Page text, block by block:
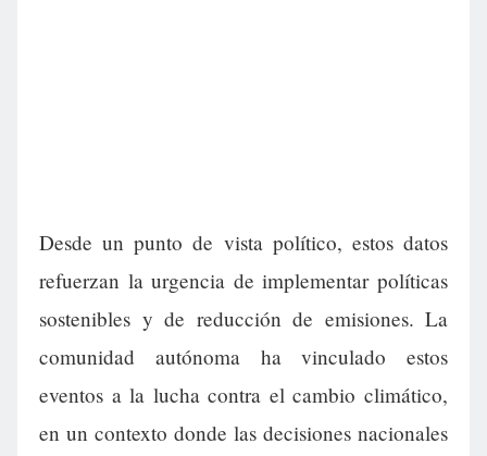
Desde un punto de vista político, estos datos
refuerzan la urgencia de implementar políticas
sostenibles y de reducción de emisiones. La
comunidad autónoma ha vinculado estos
eventos a la lucha contra el cambio climático,
en un contexto donde las decisiones nacionales